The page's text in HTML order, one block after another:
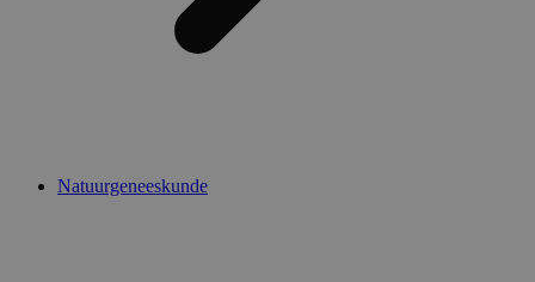
Natuurgeneeskunde